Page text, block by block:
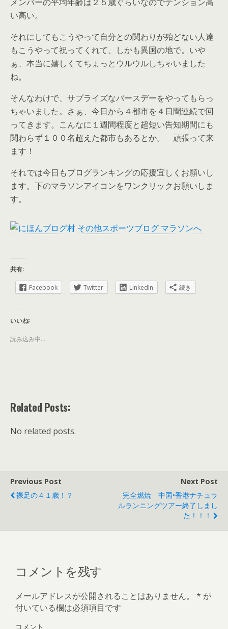
い高い。
それにしてもこうやって自分との関わりが殆どない人達
もこうやって祝ってくれて、しかも異国の地で。いや
ぁ、本当に嬉しくてちょっとウルウルしちゃいました
ね。
そんなわけで、サプライズなバースデーをやってもらっ
ちゃいました。さぁ、今日から４都市を４日間連続で回
ってきます。こんなに１週間程度と超短い告知期間にも
関わらず１００名超えた都市もあるとか。 頑張って来
ます！
それでは今日もブログランキングの応援宜しくお願いし
ます。下のマラソンアイコンをワンクリックお願いしま
す。
共有:
Facebook Twitter LinkedIn 続き
いいね:
読み込み中...
Related Posts:
No related posts.
Previous Post
裸足の４１歳！？
Next Post
完全燃焼 中国•香港ナチュラ
ルランニングツアー終了しまし
た！！！
コメントを残す
メールアドレスが公開されることはありません。 * が
付いている欄は必須項目です
コメント